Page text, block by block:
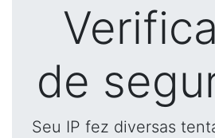
de
Seu IP fez diversas